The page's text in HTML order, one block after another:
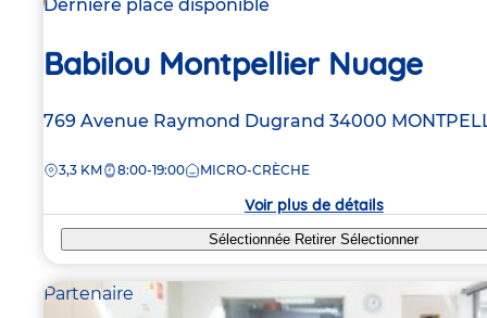
Dernière place disponible
Babilou Montpellier Nuage
Adresse
la
769 Avenue Raymond Dugrand 34000
DISTANCE
3,3 KM 8:00-19:00 MICRO-CRÈCHE
Voir plus de détails
Sélectionnée RetirerSélectionner
Partenaire